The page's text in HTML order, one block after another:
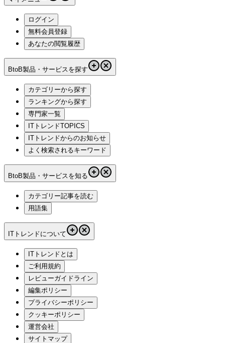
ログイン
無料会員登録
あなたの閲覧履歴
BtoB製品・サービスを探す
カテゴリーから探す
ランキングから探す
専門家一覧
ITトレンドTOPICS
ITトレンドからのお知らせ
よく検索されるキーワード
BtoB製品・サービスを知る
カテゴリー記事を読む
用語集
ITトレンドについて
ITトレンドとは
ご利用規約
レビューガイドライン
編集ポリシー
プライバシーポリシー
クッキーポリシー
運営会社
サイトマップ